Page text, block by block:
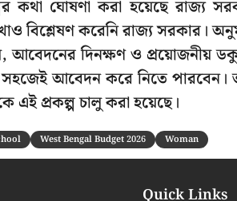
কথা ঘোষণা করা হয়েছে রাজ্য
করেনি রাজ্য সরকার।
দিনক্ষণ ও প্রয়োজনীয়
সহজেই আবেদন করে নিতে
এই প্রকল্প চালু করা হয়েছে।
West Bengal Budget 2026 Woman
Quick Links